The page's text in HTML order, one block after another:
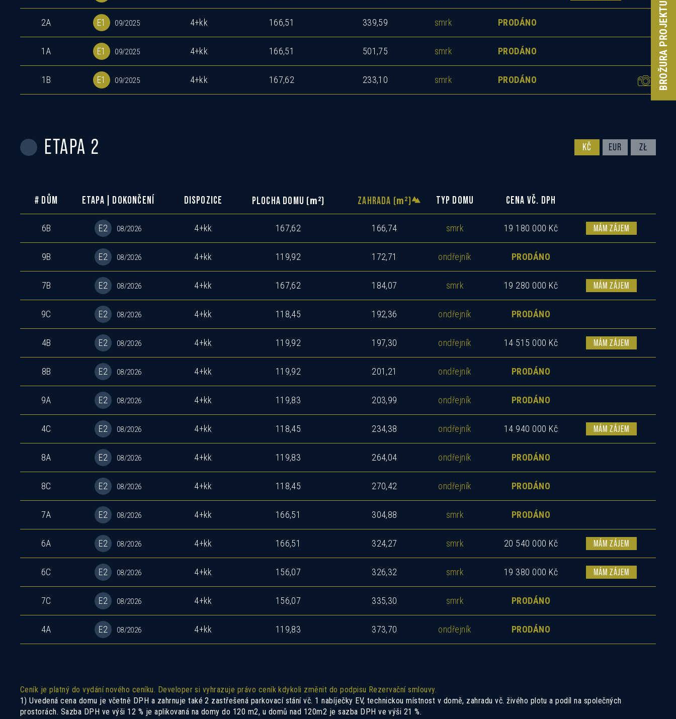
2A E1 09/2025 4+kk 166,51 339,59 smrk PRODÁNO
1A E1 09/2025 4+kk 166,51 501,75 smrk PRODÁNO
1B E1 09/2025 4+kk 167,62 233,10 smrk PRODÁNO
ETAPA 2 KČ EUR ZŁ
# DŮM ETAPA | DOKONČENÍ DISPOZICE PLOCHA DOMU ( m 2) ZAHRADA (m 2 ) TYP DOMU CENA VČ. DPH
6B E2 08/2026 4+kk 167,62 166,74 smrk 19 180 000 Kč MÁM ZÁJEM
9B E2 08/2026 4+kk 119,92 172,71 ondřejník PRODÁNO
7B E2 08/2026 4+kk 167,62 184,07 smrk 19 280 000 Kč MÁM ZÁJEM
9C E2 08/2026 4+kk 118,45 192,36 ondřejník PRODÁNO
4B E2 08/2026 4+kk 119,92 197,30 ondřejník 14 515 000 Kč MÁM ZÁJEM
8B E2 08/2026 4+kk 119,92 201,21 ondřejník PRODÁNO
9A E2 08/2026 4+kk 119,83 203,99 ondřejník PRODÁNO
4C E2 08/2026 4+kk 118,45 234,38 ondřejník 14 940 000 Kč MÁM ZÁJEM
8A E2 08/2026 4+kk 119,83 264,04 ondřejník PRODÁNO
8C E2 08/2026 4+kk 118,45 270,42 ondřejník PRODÁNO
7A E2 08/2026 4+kk 166,51 304,88 smrk PRODÁNO
6A E2 08/2026 4+kk 166,51 324,27 smrk 20 540 000 Kč MÁM ZÁJEM
6C E2 08/2026 4+kk 156,07 326,32 smrk 19 380 000 Kč MÁM ZÁJEM
7C E2 08/2026 4+kk 156,07 335,30 smrk PRODÁNO
4A E2 08/2026 4+kk 119,83 373,70 ondřejník PRODÁNO
Ceník je platný do vydání nového ceníku. Developer si vyhrazuje právo ceník kdykoli změnit do podpisu Rezervační smlouvy.
1) Uvedená cena domu je včetně DPH a zahrnuje také 2 zastřešená parkovací stání vč. 1 nabíječky EV, technickou místnost v domě, zahradu vč. živého plotu a podíl na společných
prostorách. Sazba DPH ve výši 12 % je aplikovaná na domy do 120 m2, u domů nad 120m2 je sazba DPH ve výši 21 %.
BROŽURA PROJEKTU
Mám zájem o dotovanou hypotéku 2,89%
Preferovaný jazyk